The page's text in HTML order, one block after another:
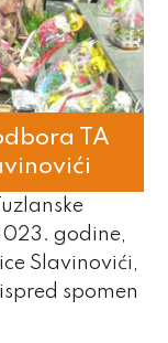
TA
godine,
Slavinovići,
spomen